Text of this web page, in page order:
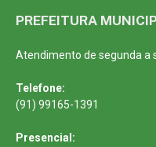
PREFEITURA
Atendimento de segunda a
Telefone:
(91) 99165-1391
Presencial: